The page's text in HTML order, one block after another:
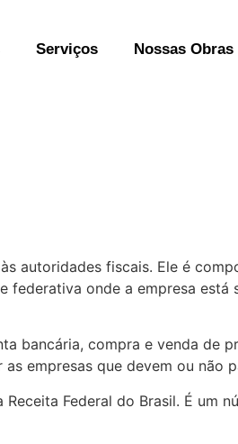
Serviços Nossas Obras
autoridades fiscais. Ele é
federativa onde a empresa está
bancária, compra e venda de
empresas que devem ou não
Federal do Brasil. É um